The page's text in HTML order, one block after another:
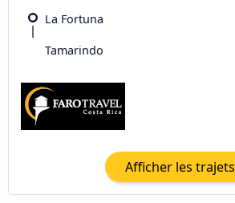
La Fortuna
Tamarindo
Afficher les trajets